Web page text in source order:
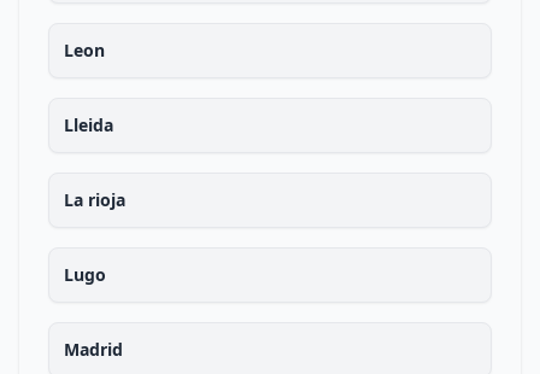
Leon
Lleida
La rioja
Lugo
Madrid